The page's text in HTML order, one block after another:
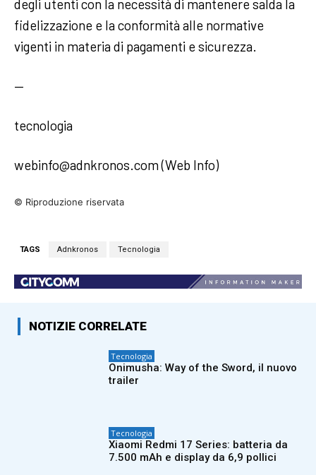
degli utenti con la necessità di mantenere salda la
fidelizzazione e la conformità alle normative
vigenti in materia di pagamenti e sicurezza.
—
tecnologia
webinfo@adnkronos.com (Web Info)
© Riproduzione riservata
TAGS Adnkronos Tecnologia
NOTIZIE CORRELATE
Tecnologia
Onimusha: Way of the Sword, il nuovo
trailer
Tecnologia
Xiaomi Redmi 17 Series: batteria da
7.500 mAh e display da 6,9 pollici